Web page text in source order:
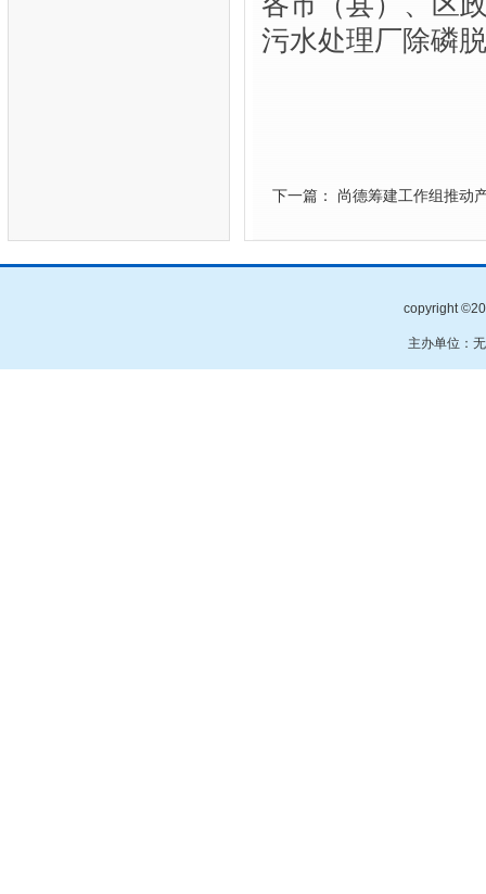
污水处理厂除磷
下一篇： 尚德筹建工作组推动
copyright
主办单位：